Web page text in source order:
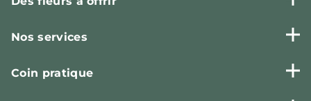
Nos services
Coin pratique